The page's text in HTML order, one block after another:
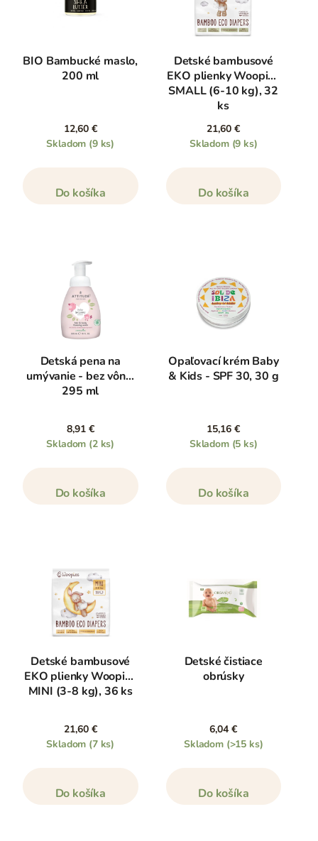
BIO Bambucké maslo,
200 ml
12,60 €
Skladom (9 ks)
Do košíka
Detské bambusové
EKO plienky Woopies
SMALL (6-10 kg), 32
ks
21,60 €
Skladom (9 ks)
Do košíka
Detská pena na
umývanie - bez vône,
295 ml
8,91 €
Skladom (2 ks)
Do košíka
Opaľovací krém Baby
& Kids - SPF 30, 30 g
15,16 €
Skladom (5 ks)
Do košíka
Detské bambusové
EKO plienky Woopies
MINI (3-8 kg), 36 ks
21,60 €
Skladom (7 ks)
Do košíka
Detské čistiace
obrúsky
6,04 €
Skladom (>15 ks)
Do košíka